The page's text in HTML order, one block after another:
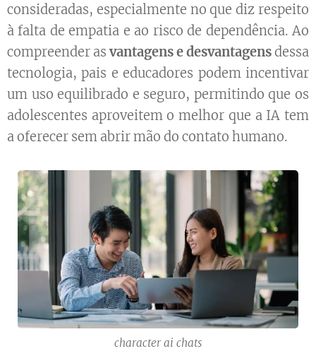
consideradas, especialmente no que diz respeito
à falta de empatia e ao risco de dependência. Ao
compreender as vantagens e desvantagens dessa
tecnologia, pais e educadores podem incentivar
um uso equilibrado e seguro, permitindo que os
adolescentes aproveitem o melhor que a IA tem
a oferecer sem abrir mão do contato humano.
character ai chats